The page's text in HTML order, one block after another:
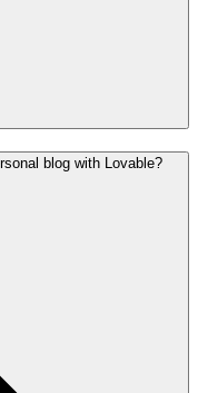
How much time does it take to build a personal blog with Lovable?